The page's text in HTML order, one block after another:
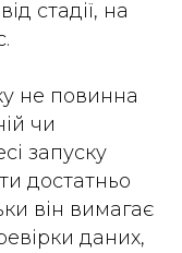
стадії, на
не повинна
чи
запуску
достатньо
він вимагає
даних,